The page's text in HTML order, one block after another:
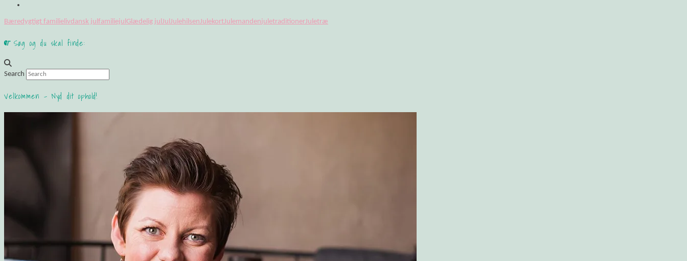
Bæredygtigt familielivdansk jul familiejul Glædelig jul Jul JulehilsenJulekortJulemandenjuletraditionerJuletræ
Søg og du skal finde:
Search
Velkommen – Nyd dit ophold!